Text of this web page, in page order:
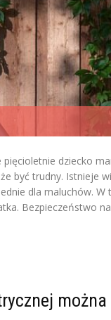
dziecko
być trudny. Istnieje
dla maluchów.
Bezpieczeństwo